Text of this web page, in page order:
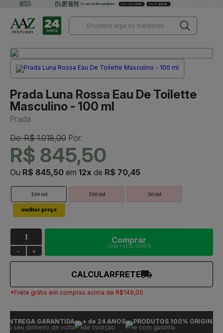
Prada Luna Rossa Eau De Toilette
Masculino - 100 ml
Prada
De: R$ 1.018,00 Por:
R$ 845,50
Ou R$ 845,50 em 12x de R$ 70,45
100 ml 150 ml 50 ml
- +
Comprar
COM FRETE GRÁTIS
CALCULARFRETE
*Frete grátis em compras acima de R$149,00
GARANTIDA
seu dinheiro de volta
+ de 24 ANOS
de tradição
PRODUTOS 100% ORIGINAIS
e com garantia